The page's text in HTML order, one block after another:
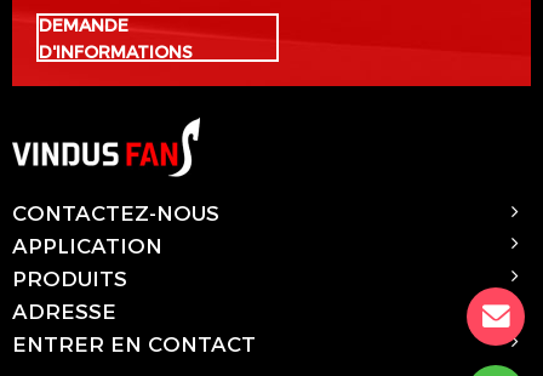
DEMANDE
D'INFORMATIONS
CONTACTEZ-NOUS
APPLICATION
PRODUITS
ADRESSE
ENTRER EN CONTACT